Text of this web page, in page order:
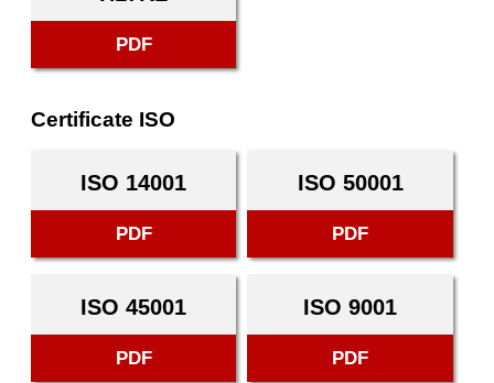
PDF
Certificate ISO
ISO 14001
PDF
ISO 50001
PDF
ISO 45001
PDF
ISO 9001
PDF